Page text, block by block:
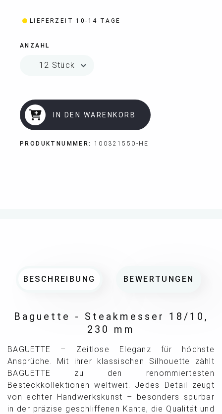
LIEFERZEIT 10-14 TAGE
ANZAHL
IN DEN WARENKORB
PRODUKTNUMMER: 100321550-HE
BESCHREIBUNG BEWERTUNGEN
Baguette - Steakmesser 18/10,
230 mm
BAGUETTE – Zeitlose Eleganz für höchste
Ansprüche. Mit ihrer klassischen Silhouette zählt
BAGUETTE zu den renommiertesten
Besteckkollektionen weltweit. Jedes Detail zeugt
von echter Handwerkskunst – besonders spürbar
in der präzise geschliffenen Kante, die Qualität und